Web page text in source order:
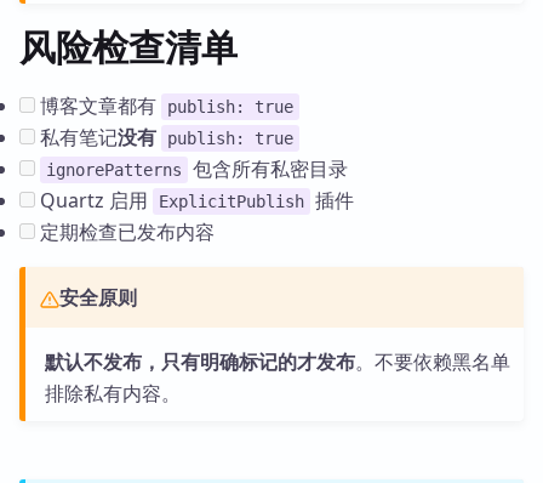
风险检查清单
博客文章都有 publish: true
私有笔记没有
publish: true
ignorePatterns
包含所有私密目录
Quartz 启用
ExplicitPublish 插件
定期检查已发布内容
安全原则
默认不发布，只有明确标记的才发布。不要依赖黑名单
排除私有内容。